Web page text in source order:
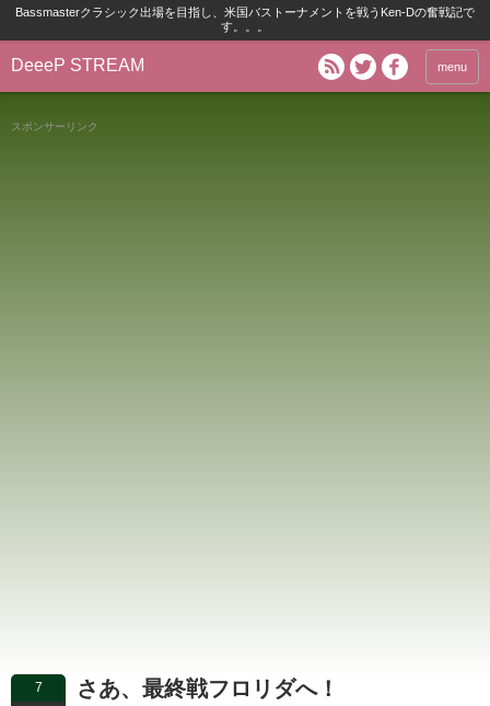
Bassmasterクラシック出場を目指し、米国バストーナメントを戦うKen-Dの奮戦記で
す。。。
DeeeP STREAM menu
スポンサーリンク
7
さあ、最終戦フロリダへ！